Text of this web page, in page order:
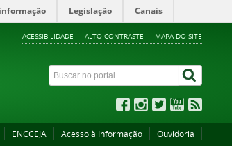
Legislação Canais
ACESSIBILIDADE ALTO CONTRASTE MAPA DO SITE
ENCCEJA Acesso à Informação Ouvidoria